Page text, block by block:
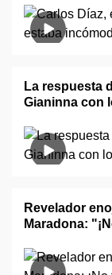
La respuesta
Gianinna con
Revelador
Maradona: